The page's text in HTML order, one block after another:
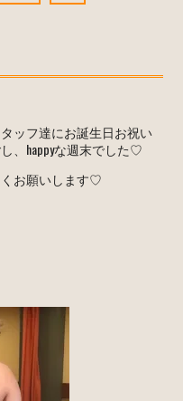
ッフ達にお誕生日お祝い
、happyな週末でした♡
お願いします♡